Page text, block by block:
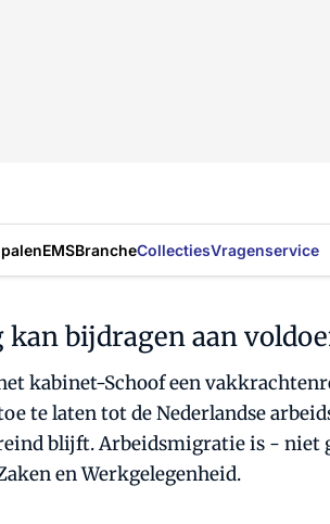
EMSBrancheCollectiesVragenservice
bijdragen aan
kabinet-Schoof een
te laten tot de Nederlandse
blijft. Arbeidsmigratie is - niet
en Werkgelegenheid.